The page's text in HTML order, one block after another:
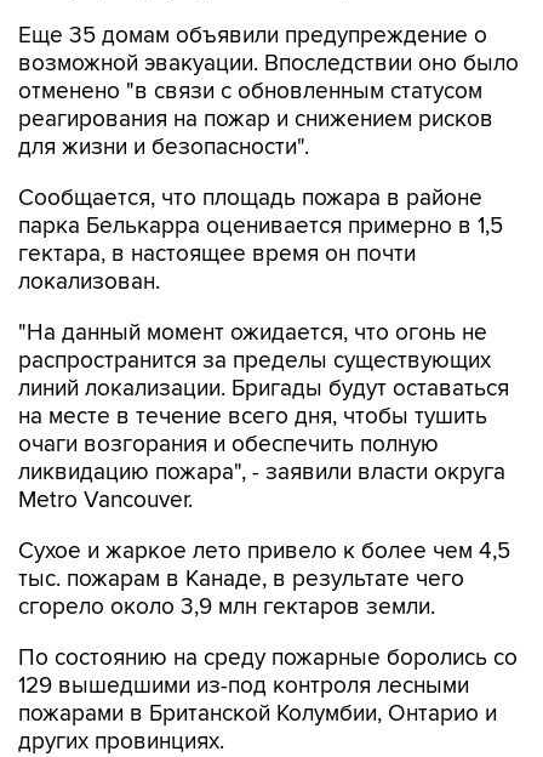
Еще 35 домам объявили предупреждение о
возможной эвакуации. Впоследствии оно было
отменено "в связи с обновленным статусом
реагирования на пожар и снижением рисков
для жизни и безопасности".
Сообщается, что площадь пожара в районе
парка Белькарра оценивается примерно в 1,5
гектара, в настоящее время он почти
локализован.
"На данный момент ожидается, что огонь не
распространится за пределы существующих
линий локализации. Бригады будут оставаться
на месте в течение всего дня, чтобы тушить
очаги возгорания и обеспечить полную
ликвидацию пожара", - заявили власти округа
Metro Vancouver.
Сухое и жаркое лето привело к более чем 4,5
тыс. пожарам в Канаде, в результате чего
сгорело около 3,9 млн гектаров земли.
По состоянию на среду пожарные боролись со
129 вышедшими из-под контроля лесными
пожарами в Британской Колумбии, Онтарио и
других провинциях.